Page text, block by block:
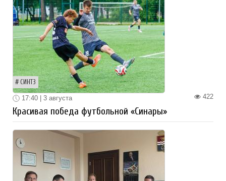
СИНТЗ
422
17:40 | 3 августа
Красивая победа футбольной «Синары»